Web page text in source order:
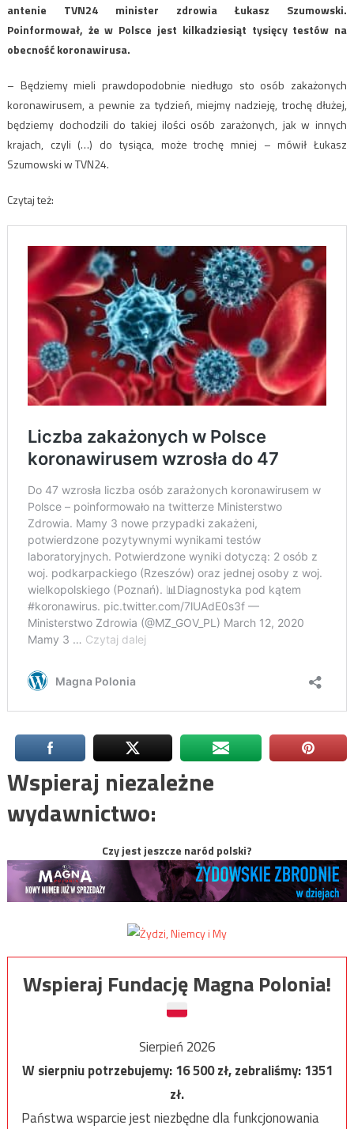
antenie TVN24 minister zdrowia Łukasz Szumowski.
Poinformował, że w Polsce jest kilkadziesiąt tysięcy testów na
obecność koronawirusa.
– Będziemy mieli prawdopodobnie niedługo sto osób zakażonych
koronawirusem, a pewnie za tydzień, miejmy nadzieję, trochę dłużej,
będziemy dochodzili do takiej ilości osób zarażonych, jak w innych
krajach, czyli (…) do tysiąca, może trochę mniej – mówił Łukasz
Szumowski w TVN24.
Czytaj też:
Wspieraj niezależne
wydawnictwo:
Czy jest jeszcze naród polski?
Wspieraj Fundację Magna Polonia!
Sierpień 2026
W sierpniu potrzebujemy:16 500zł, zebraliśmy:1351
zł.
Państwa wsparcie jest niezbędne dla funkcjonowania